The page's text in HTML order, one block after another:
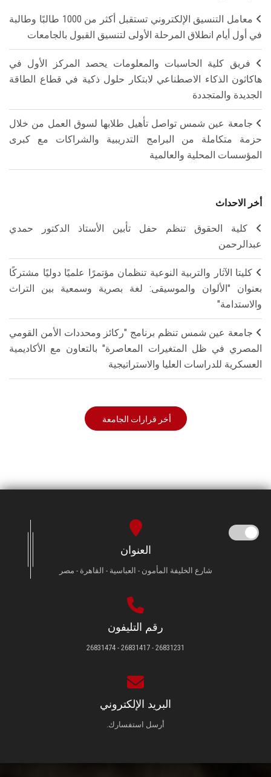
معامل التنسيق الإلكتروني تستقبل أكثر من 1000 طالبًا وطالبة
في أول أيام انطلاق المرحلة الأولى لتنسيق القبول بالجامعات
فريق كلية الحاسبات والمعلومات يحصد المركز الأول في
هاكاثون الذكاء الاصطناعي لابتكار حلول ذكية في قطاع الطاقة
الجديدة والمتجددة
جامعة عين شمس تواصل تأهيل طلابها لسوق العمل من خلال
حزمة متكاملة من البرامج التدريبية والشراكات مع كبرى
المؤسسات المحلية والعالمية
أخر الاحداث
كلية الحقوق تنظم حفل تأبين الأستاذ الدكتور حمدي
عبدالرحمن
كليتا الآثار والتربية النوعية تنظمان مؤتمرًا علميًا دوليًا مشتركًا
بعنوان "الألوان والموسيقى: لغة بصرية وسمعية بين التراث
والاستدامة"
جامعة عين شمس تنظم برنامج "ركائز ومحددات الأمن القومي
المصري في ظل المتغيرات المعاصرة" بالتعاون مع الأكاديمية
العسكرية للدراسات العليا والاستراتيجية
أخر قرارات الجامعة
العنوان
شارع الخليفة المأمون - العباسية - القاهرة - مصر
رقم التليفون
26831231 - 26831417 - 26831474
البريد الإلكتروني
أرسل استفسارك.